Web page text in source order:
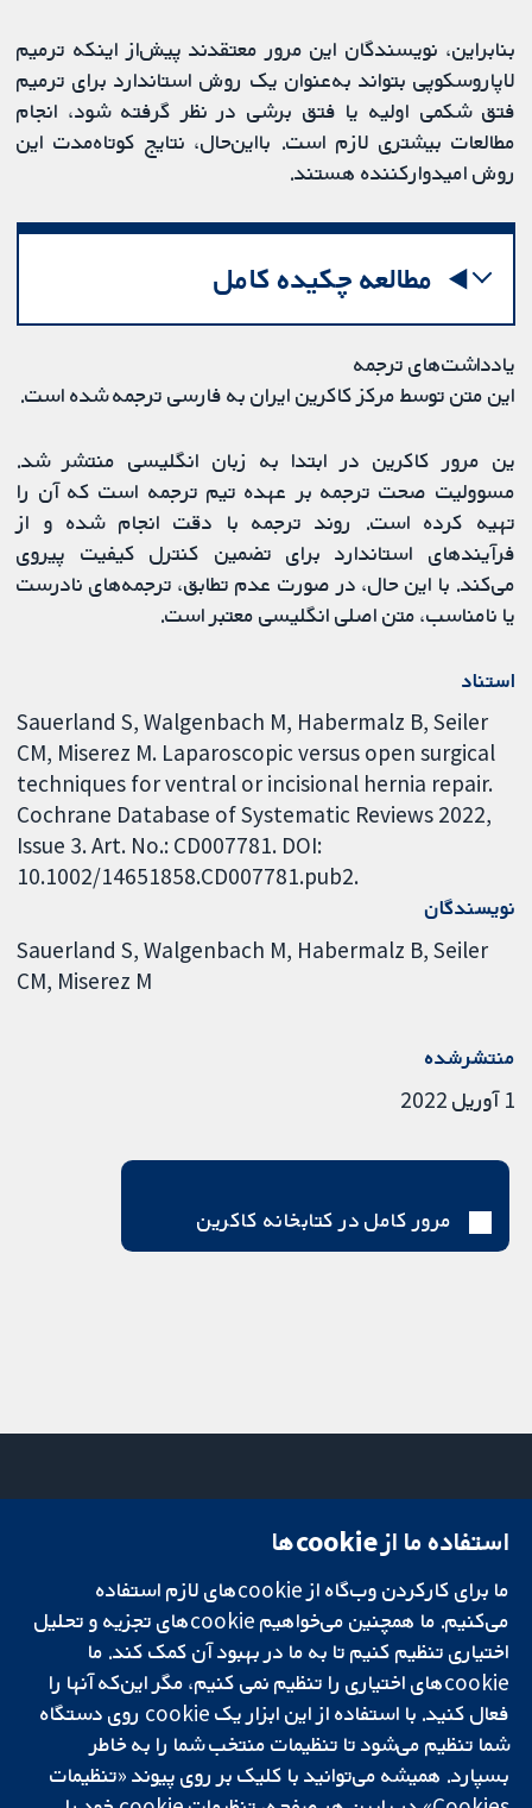
بنابراین، نویسندگان این مرور معتقدند پیش‌از اینکه ترمیم
لاپاروسکوپی بتواند به‌عنوان یک روش استاندارد برای ترمیم
فتق شکمی اولیه یا فتق برشی در نظر گرفته شود، انجام
مطالعات بیشتری لازم است. بااین‌حال، نتایج کوتاه‌مدت این
روش امیدوارکننده هستند.
مطالعه چکیده کامل
یادداشت‌های ترجمه
این متن توسط مرکز کاکرین ایران به فارسی ترجمه شده است.
ین مرور کاکرین در ابتدا به زبان انگلیسی منتشر شد.
مسوولیت صحت ترجمه بر عهده تیم ترجمه است که آن را
تهیه کرده است. روند ترجمه با دقت انجام شده و از
فرآیندهای استاندارد برای تضمین کنترل کیفیت پیروی
می‌کند. با این حال، در صورت عدم تطابق، ترجمه‌های نادرست
یا نامناسب، متن اصلی انگلیسی معتبر است.
استناد
Sauerland S, Walgenbach M, Habermalz B, Seiler
CM, Miserez M. Laparoscopic versus open surgical
techniques for ventral or incisional hernia repair.
Cochrane Database of Systematic Reviews 2022,
Issue 3. Art. No.: CD007781. DOI:
10.1002/14651858.CD007781.pub2.
نویسندگان
Sauerland S Walgenbach M Habermalz B Seiler
CM Miserez M
منتشرشده
1 آوریل 2022
مرور کامل در کتابخانه کاکرین
تحقیقات قابل
اعتماد.
تصمیم‌گیری آگاهانه.
سلامت بهتر.
میدان کاوندیش
لندن
W1G 0AN
بریتانیا
دفتر رسانه‌ای
درباره ما
فرصت‌های
شغلی
Cochrane
Library
استفاده ما از cookie‌ها
ما برای کارکردن وب‌گاه از cookie‌های لازم استفاده
می‌کنیم. ما همچنین می‌خواهیم cookie‌های تجزیه و تحلیل
اختیاری تنظیم کنیم تا به ما در بهبود آن کمک کند. ما
cookie‌های اختیاری را تنظیم نمی کنیم، مگر این‌که آنها را
فعال کنید. با استفاده از این ابزار یک cookie‌ روی دستگاه
شما تنظیم می‌شود تا تنظیمات منتخب شما را به خاطر
بسپارد. همیشه می‌توانید با کلیک بر روی پیوند «تنظیمات